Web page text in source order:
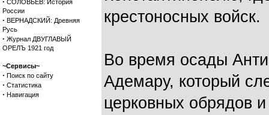
СОЛОВЬЕВ: История
России
· ВЕРНАДСКИЙ: Древняя
Русь
· Журнал ДВУГЛАВЫЙ
ОРЕЛЪ 1921 год
~Сервисы~
· Поиск по сайту
· Статистика
· Навигация
крестоносных войск.
Во время осады
Адемару, который
церковных обрядов